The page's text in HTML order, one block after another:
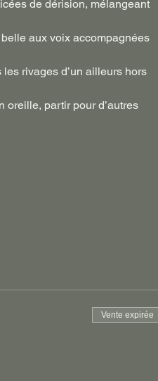
de dérision, mélangeant
aux voix accompagnées
rivages d’un ailleurs hors
oreille, partir pour d’autres
Vente expirée